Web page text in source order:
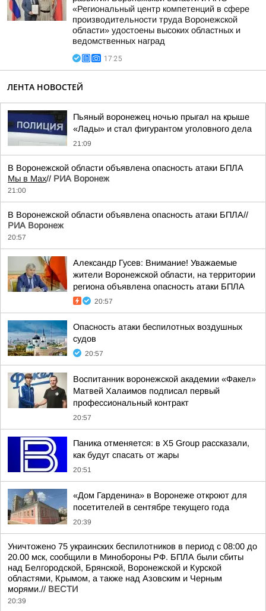
«Региональный центр компетенций в сфере
производительности труда Воронежской
области» удостоены высоких областных и
ведомственных наград
17:25
ЛЕНТА НОВОСТЕЙ
Пьяный воронежец ночью прыгал на крыше
«Лады» и стал фигурантом уголовного дела
21:09
В Воронежской области объявлена опасность атаки БПЛА
Мы в Мах// РИА Воронеж
21:00
В Воронежской области объявлена опасность атаки БПЛА//
РИА Воронеж
20:57
Александр Гусев: Внимание! Уважаемые
жители Воронежской области, на территории
региона объявлена опасность атаки БПЛА
20:57
Опасность атаки беспилотных воздушных
судов
20:57
Воспитанник воронежской академии «Факел»
Матвей Халаимов подписал первый
профессиональный контракт
20:57
Паника отменяется: в X5 Group рассказали,
как будут спасать от жары
20:51
«Дом Гарденина» в Воронеже откроют для
посетителей в сентябре текущего года
20:39
Уничтожено 75 украинских беспилотников в период с 08:00 до
20.00 мск, сообщили в Минобороны РФ. БПЛА были сбиты
над Белгородской, Брянской, Воронежской и Курской
областями, Крымом, а также над Азовским и Черным
морями.// ВЕСТИ
20:39